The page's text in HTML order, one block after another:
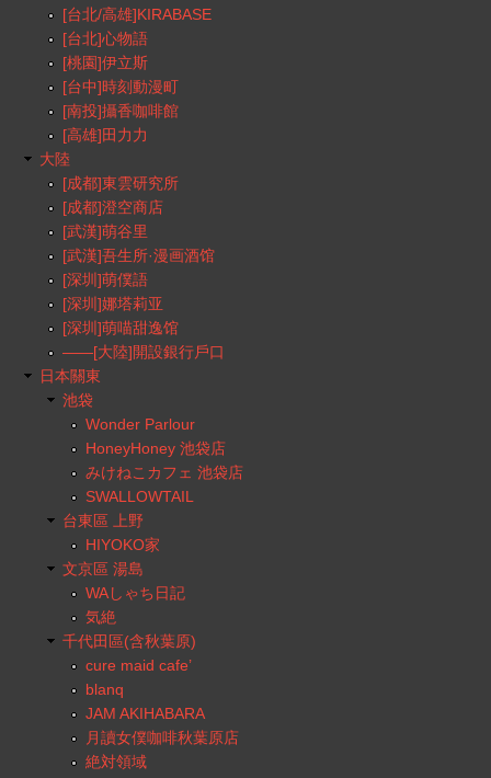
[台北/高雄]KIRABASE
[台北]心物語
[桃園]伊立斯
[台中]時刻動漫町
[南投]攝香咖啡館
[高雄]田力力
大陸
[成都]東雲研究所
[成都]澄空商店
[武漢]萌谷里
[武漢]吾生所·漫画酒馆
[深圳]萌僕語
[深圳]娜塔莉亚
[深圳]萌喵甜逸馆
——[大陸]開設銀行戶口
日本關東
池袋
Wonder Parlour
HoneyHoney 池袋店
みけねこカフェ 池袋店
SWALLOWTAIL
台東區 上野
HIYOKO家
文京區 湯島
WAしゃち日記
気絶
千代田區(含秋葉原)
cure maid cafe’
blanq
JAM AKIHABARA
月讀女僕咖啡秋葉原店
絶対領域